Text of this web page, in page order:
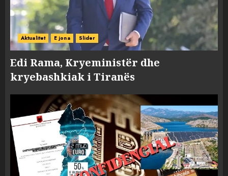
Aktualitet E jona Slider
Edi Rama, Kryeministër dhe
kryebashkiak i Tiranës